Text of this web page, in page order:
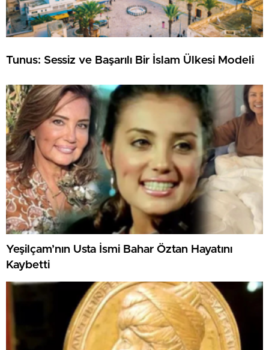
Tunus: Sessiz ve Başarılı Bir İslam Ülkesi Modeli
Yeşilçam’nın Usta İsmi Bahar Öztan Hayatını
Kaybetti